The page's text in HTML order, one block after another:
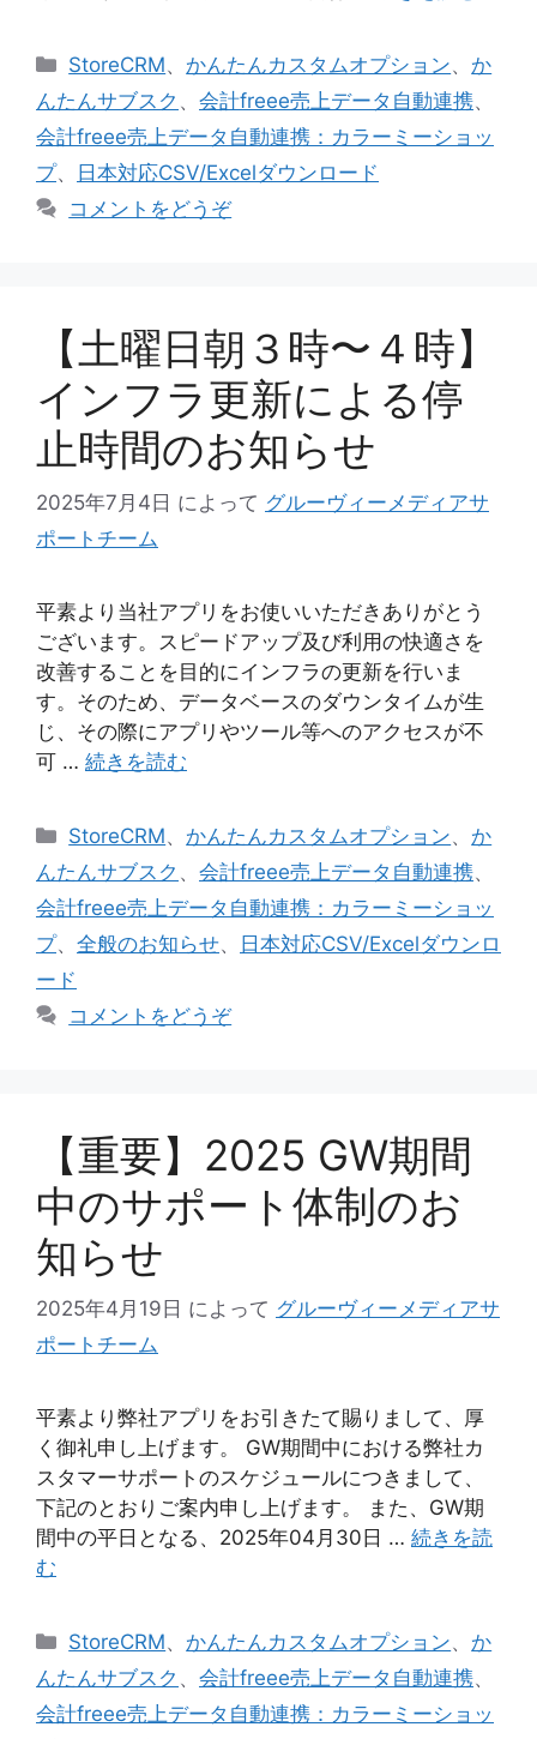
カ
テ
ゴ
リ
ー
StoreCRM、 かんたんカスタムオプション、 か
んたんサブスク 、 会計freee売上データ自動連携、
会計freee売上データ自動連携：カラーミーショッ
プ、
日本対応CSV/Excelダウンロード
コメントをどうぞ
【土曜日朝３時〜４時】
インフラ更新による停
止時間のお知らせ
2025年7月4日 によって グルーヴィーメディアサ
ポートチーム
平素より当社アプリをお使いいただきありがとう
ございます。スピードアップ及び利用の快適さを
改善することを目的にインフラの更新を行いま
す。そのため、データベースのダウンタイムが生
じ、その際にアプリやツール等へのアクセスが不
可 … 続きを読む
カ
テ
リ
ー
StoreCRM、 かんたんカスタムオプション、 か
んたんサブスク 、 会計freee売上データ自動連携、
会計freee売上データ自動連携：カラーミーショッ
プ、 全般のお知らせ、 日本対応CSV/Excelダウンロ
ード
コメントをどうぞ
【重要】2025 GW期間
中のサポート体制のお
知らせ
2025年4月19日 によって グルーヴィーメディアサ
ポートチーム
平素より弊社アプリをお引きたて賜りまして、厚
く御礼申し上げます。 GW期間中における弊社カ
スタマーサポートのスケジュールにつきまして、
下記のとおりご案内申し上げます。 また、GW期
間中の平日となる、2025年04月30日 … 続きを読
む
カ
テ
ゴ
リ
StoreCRM、 かんたんカスタムオプション、 か
んたんサブスク 、 会計freee売上データ自動連携、
会計freee売上データ自動連携：カラーミーショッ